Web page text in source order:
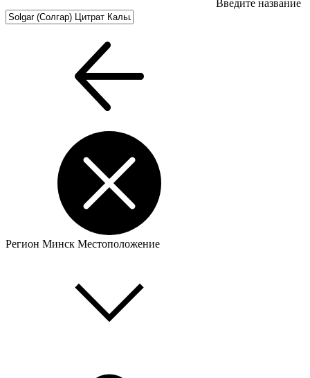
Введите название
Регион Минск Местоположение